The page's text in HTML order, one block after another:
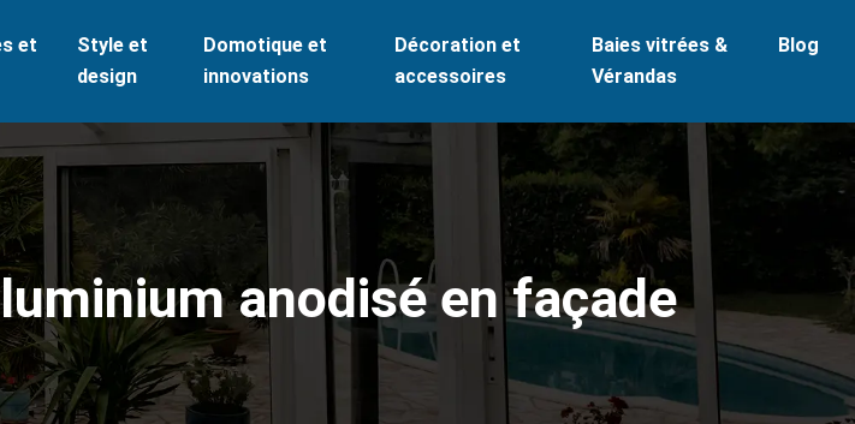
et
Style et
design
Domotique et
innovations
Décoration et
accessoires
Baies vitrées &
Vérandas
Blog
anodisé en façade